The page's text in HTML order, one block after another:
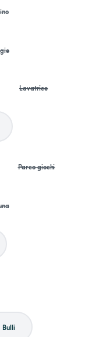
Lavatrice
Parco giochi
Bulli